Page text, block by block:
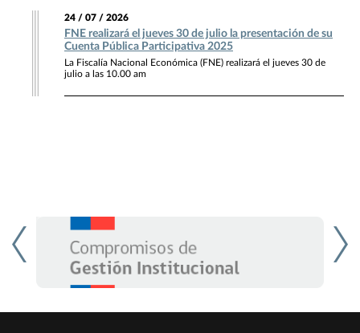
24 / 07 / 2026
FNE realizará el jueves 30 de julio la presentación de su
Cuenta Pública Participativa 2025
La Fiscalía Nacional Económica (FNE) realizará el jueves 30 de
julio a las 10.00 am